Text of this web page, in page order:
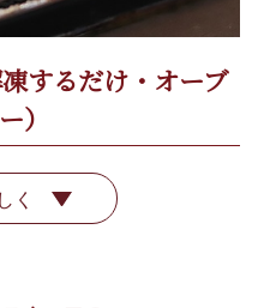
するだけ・オーブ
）
く